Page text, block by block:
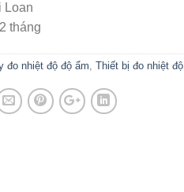
Loan
tháng
đo nhiệt độ độ ẩm Thiết bị đo nhiệt độ